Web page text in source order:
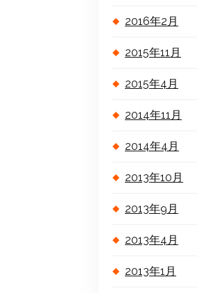
2016年2月
2015年11月
2015年4月
2014年11月
2014年4月
2013年10月
2013年9月
2013年4月
2013年1月